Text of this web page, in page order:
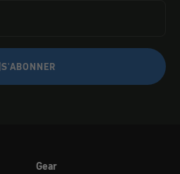
S'ABONNER
Gear